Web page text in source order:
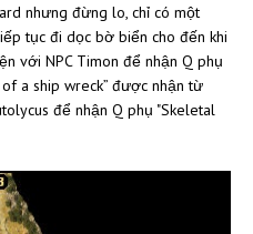
nhưng đừng lo, chỉ có một
tục đi dọc bờ biển cho đến khi
với NPC Timon để nhận Q phụ
of a ship wreck” được nhận từ
để nhận Q phụ "Skeletal